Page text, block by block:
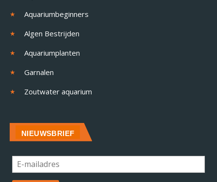
Aquariumbeginners
Algen Bestrijden
Aquariumplanten
Garnalen
Zoutwater aquarium
NIEUWSBRIEF